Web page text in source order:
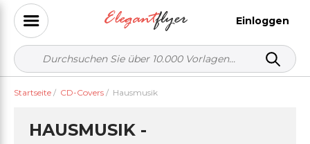
Einloggen
Startseite / CD-Covers / Hausmusik
HAUSMUSIK -